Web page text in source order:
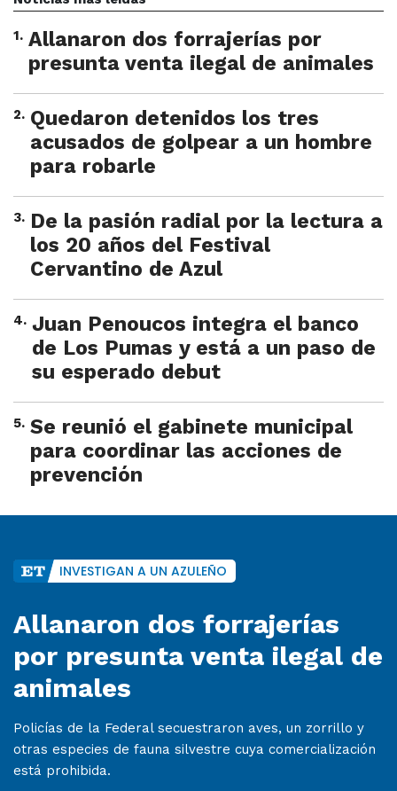
1. Allanaron dos forrajerías por
presunta venta ilegal de animales
2. Quedaron detenidos los tres
acusados de golpear a un hombre
para robarle
3. De la pasión radial por la lectura a
los 20 años del Festival
Cervantino de Azul
4. Juan Penoucos integra el banco
de Los Pumas y está a un paso de
su esperado debut
5. Se reunió el gabinete municipal
para coordinar las acciones de
prevención
INVESTIGAN A UN AZULEÑO
Allanaron dos forrajerías
por presunta venta ilegal de
animales
Policías de la Federal secuestraron aves, un zorrillo y
otras especies de fauna silvestre cuya comercialización
está prohibida.